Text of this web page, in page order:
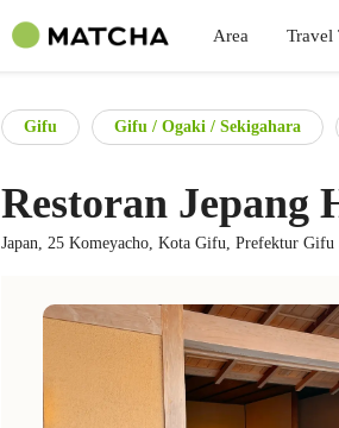
Area Travel
Gifu Gifu / Ogaki / Sekigahara
Restoran Jepang
Japan, 25 Komeyacho, Kota Gifu, Prefektur Gifu